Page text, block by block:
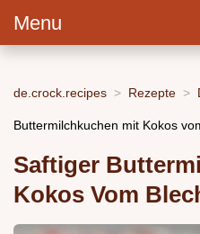
Menu
de.crock.recipes Rezepte
Buttermilchkuchen mit Kokos
Saftiger
Kokos Vom